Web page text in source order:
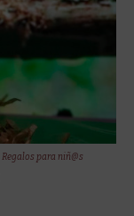
Regalos para niñ@s